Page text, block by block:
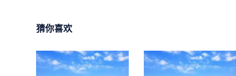
猜你喜欢